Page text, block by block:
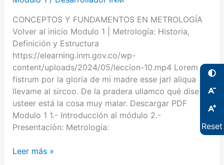
Reset
CONCEPTOS Y FUNDAMENTOS EN METROLOGÍA
Volver al inicio Modulo 1 | Metrología: Historia,
Definición y Estructura
https://elearning.inm.gov.co/wp-
content/uploads/2024/05/leccion-10.mp4 Lorem
fistrum por la gloria de mi madre esse jarl aliqua
llevame al sircoo. De la pradera ullamco qué dise
usteer está la cosa muy malar. Descargar PDF
Modulo 1 1.- Introducción al módulo 2.-
Presentación: Metrología:
calidad
contexto
internacional
Leer más »